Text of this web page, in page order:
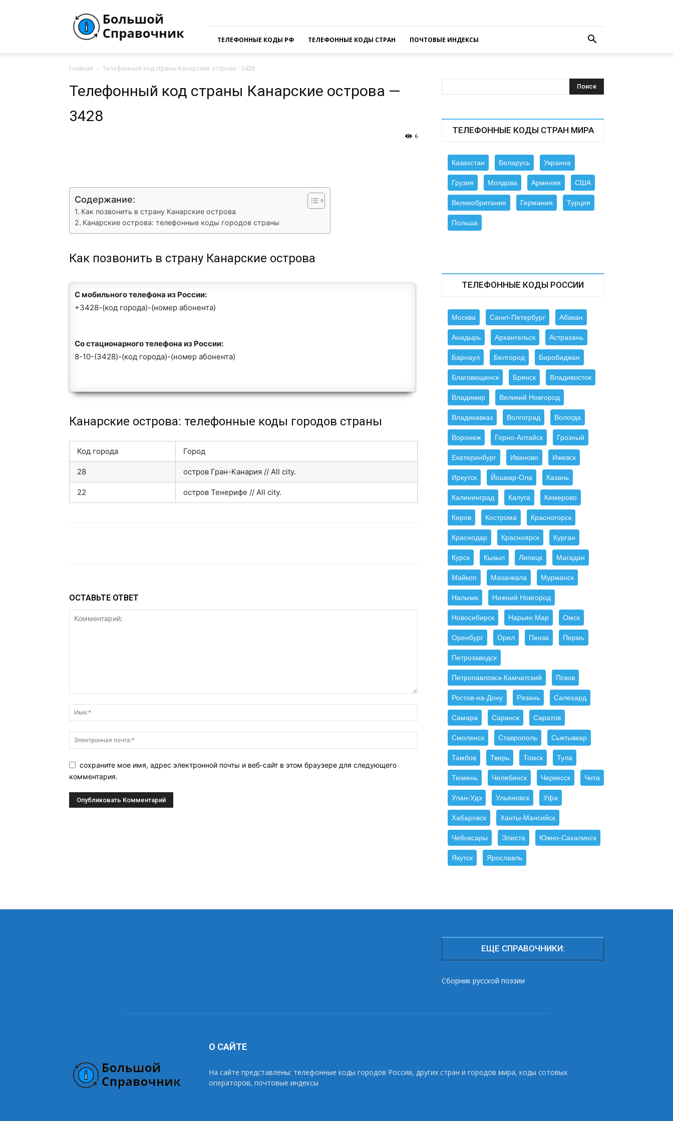
Справочная
России
ТЕЛЕФОННЫЕ КОДЫ РФ
ТЕЛЕФОННЫЕ КОДЫ СТРАН ПОЧТОВЫЕ ИНДЕКСЫ
Главная Телефонный код страны Канарские острова - 3428
Телефонный код страны Канарские острова —
3428
6
Содержание:
Как позвонить в страну Канарские острова
Канарские острова: телефонные коды городов страны
Как позвонить в страну Канарские острова
С мобильного телефона из России:
+3428-(код города)-(номер абонента)
Со стационарного телефона из России:
8-10-(3428)-(код города)-(номер абонента)
Канарские острова: телефонные коды городов страны
Код города Город
28 остров Гран-Канария // All city.
22 остров Тенерифе // All city.
ОСТАВЬТЕ ОТВЕТ
сохраните мое имя, адрес электронной почты и веб-сайт в этом браузере для следующего
комментария.
ТЕЛЕФОННЫЕ КОДЫ СТРАН МИРА
Казахстан Беларусь Украина
Грузия Молдова Армения США
Великобритания Германия Турция
Польша
ТЕЛЕФОННЫЕ КОДЫ РОССИИ
Москва Санкт-Петербург Абакан
Анадырь Архангельск Астрахань
Барнаул Белгород Биробиджан
Благовещенск Брянск Владивосток
Владимир Великий Новгород
Владикавказ Волгоград Вологда
Воронеж Горно-Алтайск Грозный
Екатеринбург Иваново Ижевск
Иркутск Йошкар-Ола Казань
Калининград Калуга Кемерово
Киров Кострома Красногорск
Краснодар Красноярск Курган
Курск Кызыл Липецк Магадан
Майкоп Махачкала Мурманск
Нальчик Нижний Новгород
Новосибирск Нарьян Мар Омск
Оренбург Орел Пенза Пермь
Петрозаводск
Петропавловск-Камчатский Псков
Ростов-на-Дону Рязань Салехард
Самара Саранск Саратов
Смоленск Ставрополь Сыктывкар
Тамбов Тверь Томск Тула
Тюмень Челябинск Черкесск Чита
Улан-Удэ Ульяновск Уфа
Хабаровск Ханты-Мансийск
Чебоксары Элиста Южно-Сахалинск
Якутск Ярославль
ЕЩЕ СПРАВОЧНИКИ:
Сборник русской поэзии
О САЙТЕ
На сайте представлены: телефонные коды городов России, других стран и городов мира, коды сотовых
операторов, почтовые индексы